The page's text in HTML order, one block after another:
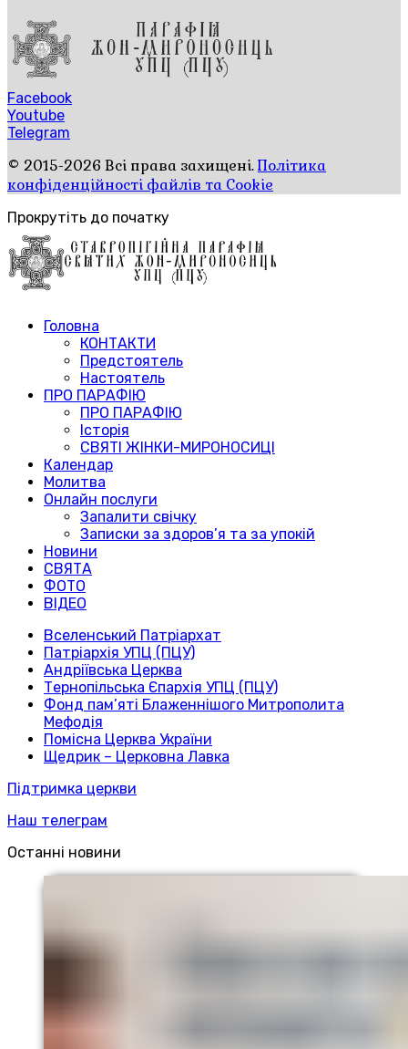
Facebook
Youtube
Telegram
© 2015-2026 Всі права захищені.Політика
конфіденційності файлів та Cookie
Прокрутіть до початку
Головна
КОНТАКТИ
Предстоятель
Настоятель
ПРО ПАРАФІЮ
ПРО ПАРАФІЮ
Історія
СВЯТІ ЖІНКИ-МИРОНОСИЦІ
Календар
Молитва
Онлайн послуги
Запалити свічку
Записки за здоров’я та за упокій
Новини
СВЯТА
ФОТО
ВІДЕО
Вселенський Патріархат
Патріархія УПЦ (ПЦУ)
Андріївська Церква
Тернопільська Єпархія УПЦ (ПЦУ)
Фонд пам’яті Блаженнішого Митрополита
Мефодія
Помісна Церква України
Щедрик – Церковна Лавка
Підтримка церкви
Наш телеграм
Останні новини